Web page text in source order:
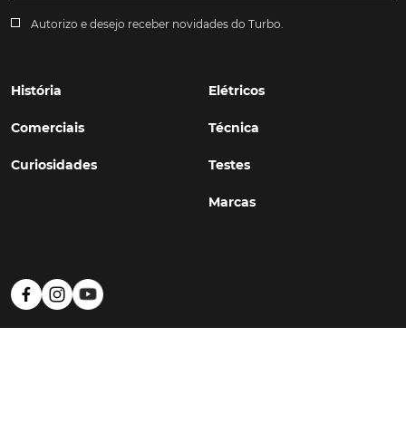
Autorizo e desejo receber novidades do Turbo.
História
Comerciais
Curiosidades
Elétricos
Técnica
Testes
Marcas